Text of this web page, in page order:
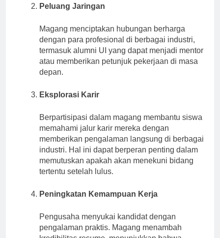
Peluang Jaringan
Magang menciptakan hubungan berharga
dengan para profesional di berbagai industri,
termasuk alumni UI yang dapat menjadi mentor
atau memberikan petunjuk pekerjaan di masa
depan.
Eksplorasi Karir
Berpartisipasi dalam magang membantu siswa
memahami jalur karir mereka dengan
memberikan pengalaman langsung di berbagai
industri. Hal ini dapat berperan penting dalam
memutuskan apakah akan menekuni bidang
tertentu setelah lulus.
Peningkatan Kemampuan Kerja
Pengusaha menyukai kandidat dengan
pengalaman praktis. Magang menambah